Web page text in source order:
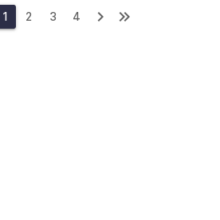
1 2 3 4